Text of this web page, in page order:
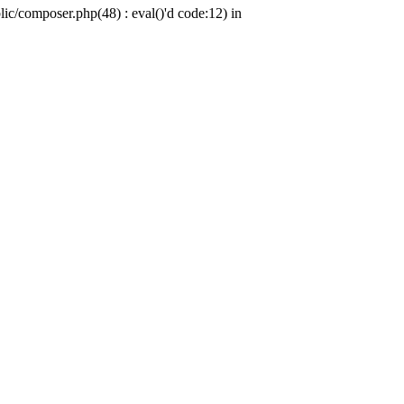
composer.php(48) : eval()'d code:12) in